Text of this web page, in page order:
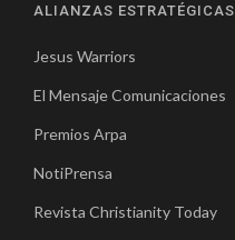
ALIANZAS ESTRATÉGICAS
Jesus Warriors
El Mensaje Comunicaciones
Premios Arpa
NotiPrensa
Revista Christianity Today